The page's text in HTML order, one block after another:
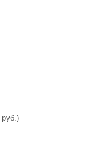
руб.)